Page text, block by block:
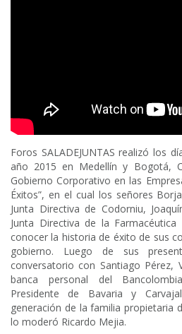
Foros SALADEJUNTAS realizó los
año 2015 en Medellín y Bogotá,
Gobierno Corporativo en las
Éxitos”, en el cual los señores
Junta Directiva de Codorniu,
Junta Directiva de la
conocer la historia de éxito de sus
gobierno. Luego de sus
conversatorio con Santiago Pérez,
banca personal del
Presidente de Bavaria y
generación de la familia propietaria
lo moderó Ricardo Mejia.